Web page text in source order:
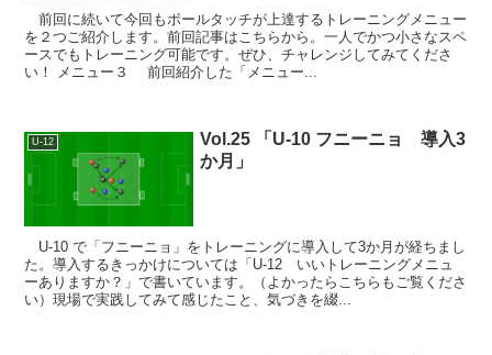
前回に続いて今回もボールタッチが上達するトレーニングメニュー
を２つご紹介します。前回記事はこちらから。一人でかつ小さなスペ
ースでもトレーニング可能です。ぜひ、チャレンジしてみてくださ
い！ メニュー３ 前回紹介した「メニュー...
U-12
Vol.25 「U-10 フニーニョ 導入3
か月」
U-10 で「フニーニョ」をトレーニングに導入して3か月が経ちまし
た。導入するきっかけについては「U-12 いいトレーニングメニュ
ーありますか？」で書いています。（よかったらこちらもご覧くださ
い）現場で実践してみて感じたこと、気づきを綴...